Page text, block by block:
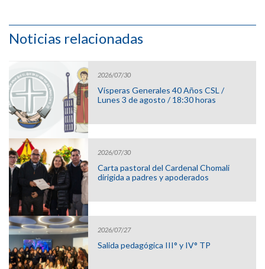
Noticias relacionadas
2026/07/30
Vísperas Generales 40 Años CSL /
Lunes 3 de agosto / 18:30 horas
2026/07/30
Carta pastoral del Cardenal Chomali
dirigida a padres y apoderados
2026/07/27
Salida pedagógica III° y IV° TP